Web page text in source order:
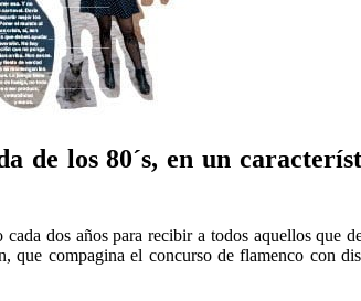
de los 80´s, en un
dos años para recibir a todos aquellos que
que compagina el concurso de flamenco con